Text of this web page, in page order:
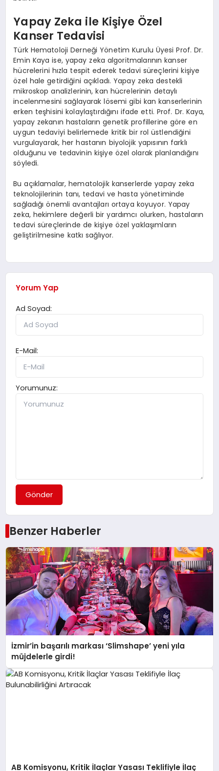
Yapay Zeka ile Kişiye Özel
Kanser Tedavisi
Türk Hematoloji Derneği Yönetim Kurulu Üyesi Prof. Dr.
Emin Kaya ise, yapay zeka algoritmalarının kanser
hücrelerini hızla tespit ederek tedavi süreçlerini kişiye
özel hale getirdiğini açıkladı. Yapay zeka destekli
mikroskop analizlerinin, kan hücrelerinin detaylı
incelenmesini sağlayarak lösemi gibi kan kanserlerinin
erken teşhisini kolaylaştırdığını ifade etti. Prof. Dr. Kaya,
yapay zekanın hastaların genetik profillerine göre en
uygun tedaviyi belirlemede kritik bir rol üstlendiğini
vurgulayarak, her hastanın biyolojik yapısının farklı
olduğunu ve tedavinin kişiye özel olarak planlandığını
söyledi.
Bu açıklamalar, hematolojik kanserlerde yapay zeka
teknolojilerinin tanı, tedavi ve hasta yönetiminde
sağladığı önemli avantajları ortaya koyuyor. Yapay
zeka, hekimlere değerli bir yardımcı olurken, hastaların
tedavi süreçlerinde de kişiye özel yaklaşımların
geliştirilmesine katkı sağlıyor.
Yorum Yap
Ad Soyad:
E-Mail:
Yorumunuz:
Gönder
Benzer Haberler
İzmir’in başarılı markası ‘Slimshape’ yeni yıla
müjdelerle girdi!
AB Komisyonu, Kritik İlaçlar Yasası Teklifiyle İlaç